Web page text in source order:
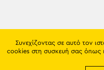
Συνεχίζοντας σε αυτό τον
cookies στη συσκευή σας όπως